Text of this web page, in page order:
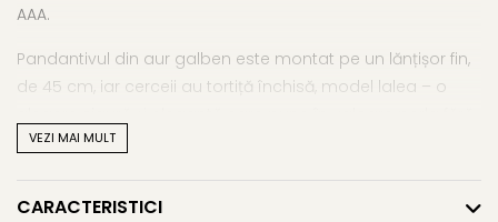
AAA.
Pandantivul din aur galben este montat pe un lănțișor fin,
de 45 cm, iar cerceii au tortiță închisă, model lalea – o
să o acopere. Fiecare detaliu este gândit pentru a crea o
echilibru între material prețios și rafinament discret.
VEZI MAI MULT
CARACTERISTICI